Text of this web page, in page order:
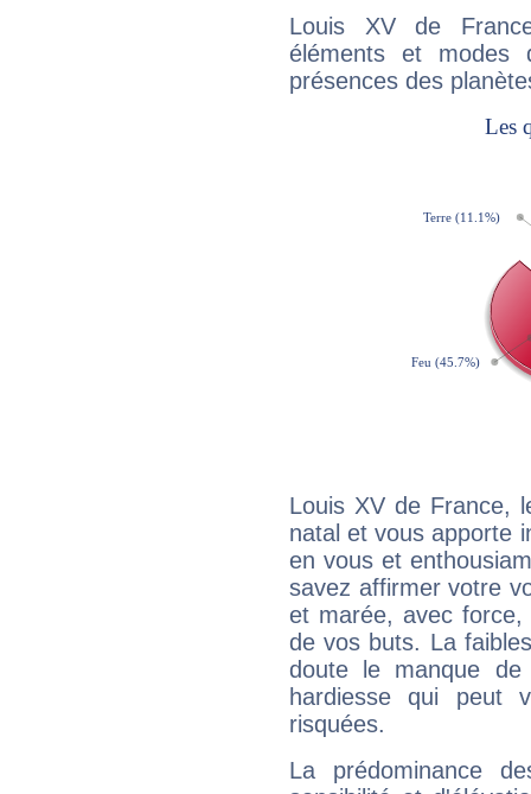
Louis XV de
éléments et modes
présences des
Louis XV de France,
natal et vous apporte
en vous et
savez affirmer votre
et marée, avec
de vos buts. La
doute le manque
hardiesse qui peut
risquées.
La prédominance